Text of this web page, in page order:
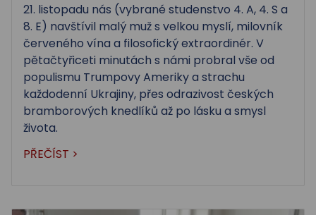
21. listopadu nás (vybrané studenstvo 4. A, 4. S a
8. E) navštívil malý muž s velkou myslí, milovník
červeného vína a filosofický extraordinér. V
pětačtyřiceti minutách s námi probral vše od
populismu Trumpovy Ameriky a strachu
každodenní Ukrajiny, přes odrazivost českých
bramborových knedlíků až po lásku a smysl
života.
PŘEČÍST